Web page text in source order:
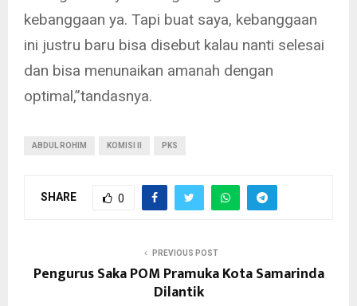
kebanggaan ya. Tapi buat saya, kebanggaan
ini justru baru bisa disebut kalau nanti selesai
dan bisa menunaikan amanah dengan
optimal,”tandasnya.
ABDUL ROHIM KOMISI II PKS
SHARE 0
PREVIOUS POST
Pengurus Saka POM Pramuka Kota Samarinda
Dilantik